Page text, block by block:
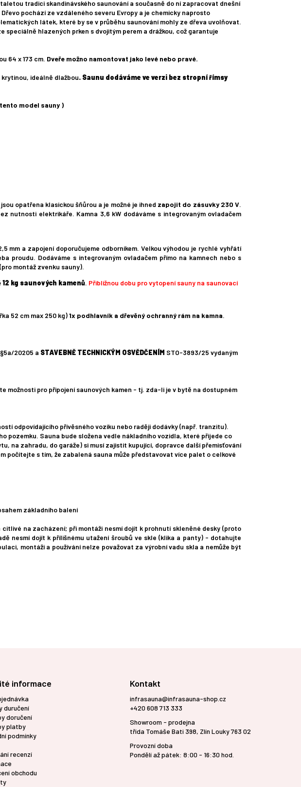
tradici skandinávského saunování a současně do ní zapracovat dnešní
pochází ze vzdáleného severu Evropy a je chemicky naprosto
látek, které by se v průběhu saunování mohly ze dřeva uvolňovat.
speciálně hlazených prken s dvojitým perem a drážkou, což garantuje
64 x 173 cm. Dveře možno namontovat jako levé nebo pravé.
ideálně dlažbou. Saunu dodáváme ve verzi bez stropní římsy
model sauny )
opatřena klasickou šňůrou a je možné je ihned zapojit do zásuvky 230 V.
nutnosti elektrikáře. Kamna 3,6 kW dodáváme s integrovaným ovladačem
mm a zapojení doporučujeme odborníkem. Velkou výhodou je rychlé vyhřátí
proudu. Dodáváme s integrovaným ovladačem přímo na kamnech nebo s
montáž zvenku sauny).
kg saunových kamenů. Přibližnou dobu pro vytopení sauny na saunovací
52 cm max 250 kg)1x podhlavník a dřevěný ochranný rám na kamna.
20205 a STAVEBNĚ TECHNICKÝM OSVĚDČENÍM STO-3893/25 vydaným
možnosti pro připojení saunových kamen - tj. zda-li je v bytě na dostupném
odpovídajícího přívěsného vozíku nebo raději dodávky (např. tranzitu).
pozemku. Sauna bude složena vedle nákladního vozidla, které přijede co
na zahradu, do garáže) si musí zajistit kupující, dopravce další přemisťování
počítejte s tím, že zabalená sauna může představovat více palet o celkové
základního balení
na zacházení; při montáži nesmí dojít k prohnutí skleněné desky (proto
nesmí dojít k přílišnému utažení šroubů ve skle (klika a panty) - dotahujte
montáži a používání nelze považovat za výrobní vadu skla a nemůže být
informace
duručení
doručení
platby
podmínky
recenzí
obchodu
Kontakt
infrasauna@infrasauna-shop.cz
+420 608 713 333
Showroom - prodejna
třída Tomáše Bati 398, Zlín Louky 763 02
Provozní doba
Pondělí až pátek: 8:00 - 16:30 hod.